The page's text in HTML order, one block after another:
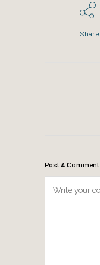
Share
Post A Comment